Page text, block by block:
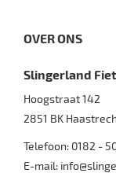
OVER ONS
Slingerland
Hoogstraat 142
2851 BK
Telefoon: 0182 -
E-mail: